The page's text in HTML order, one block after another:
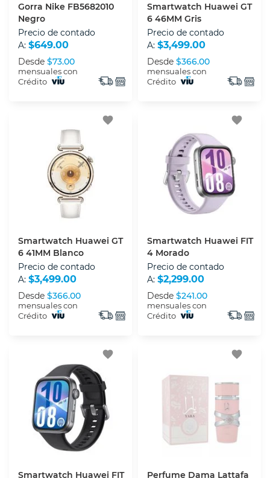
Gorra Nike FB5682010
Negro
Precio de contado
A: $649.00
Desde $73.00
mensuales con
Crédito
Smartwatch Huawei GT
6 46MM Gris
Precio de contado
A: $3,499.00
Desde $366.00
mensuales con
Crédito
favorite
Smartwatch Huawei GT
6 41MM Blanco
Precio de contado
A: $3,499.00
Desde $366.00
mensuales con
Crédito
favorite
Smartwatch Huawei FIT
4 Morado
Precio de contado
A: $2,299.00
Desde $241.00
mensuales con
Crédito
favorite
Smartwatch Huawei FIT
favorite
Perfume Dama Lattafa